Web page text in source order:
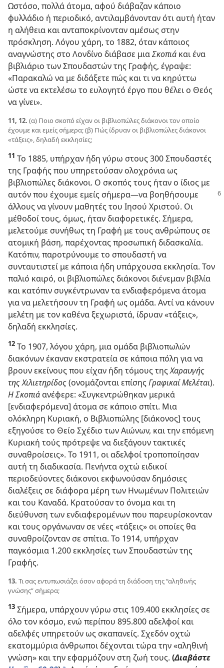
Ωστόσο, πολλά άτομα, αφού διάβαζαν κάποιο
φυλλάδιο ή περιοδικό, αντιλαμβάνονταν ότι αυτή ήταν
η αλήθεια και ανταποκρίνονταν αμέσως στην
πρόσκληση. Λόγου χάρη, το 1882, όταν κάποιος
αναγνώστης στο Λονδίνο διάβασε μιαΣκοπιά και ένα
βιβλιάριο των Σπουδαστών της Γραφής, έγραψε:
«Παρακαλώ να με διδάξετε πώς και τι να κηρύττω
ώστε να εκτελέσω το ευλογητό έργο που θέλει ο Θεός
να γίνει».
11, 12. (α) Ποιο σκοπό είχαν οι βιβλιοπώλες διάκονοι τον οποίο
έχουμε και εμείς σήμερα; (β) Πώς ίδρυαν οι βιβλιοπώλες διάκονοι
«τάξεις», δηλαδή εκκλησίες;
11 Το 1885, υπήρχαν ήδη γύρω στους 300 Σπουδαστές
της Γραφής που υπηρετούσαν ολοχρόνια ως
βιβλιοπώλες διάκονοι. Ο σκοπός τους ήταν ο ίδιος με
αυτόν που έχουμε εμείς σήμερα​—να βοηθήσουμε
άλλους να γίνουν μαθητές του Ιησού Χριστού. Οι
μέθοδοί τους, όμως, ήταν διαφορετικές. Σήμερα,
μελετούμε συνήθως τη Γραφή με τους ανθρώπους σε
ατομική βάση, παρέχοντας προσωπική διδασκαλία.
Κατόπιν, παροτρύνουμε το σπουδαστή να
συνταυτιστεί με κάποια ήδη υπάρχουσα εκκλησία. Τον
παλιό καιρό, οι βιβλιοπώλες διάκονοι διένεμαν βιβλία
και κατόπιν συγκέντρωναν τα ενδιαφερόμενα άτομα
για να μελετήσουν τη Γραφή ως ομάδα. Αντί να κάνουν
μελέτη με τον καθένα ξεχωριστά, ίδρυαν «τάξεις»,
δηλαδή εκκλησίες.
12 Το 1907, λόγου χάρη, μια ομάδα βιβλιοπωλών
διακόνων έκαναν εκστρατεία σε κάποια πόλη για να
βρουν εκείνους που είχαν ήδη τόμους τηςΧαραυγής
της Χιλιετηρίδος(ονομάζονται επίσης Γραφικαί Μελέται).
Η Σκοπιάανέφερε: «Συγκεντρώθηκαν μερικά
[ενδιαφερόμενα] άτομα σε κάποιο σπίτι. Μια
ολόκληρη Κυριακή, ο Βιβλιοπώλης [διάκονος] τους
εξηγούσε το Θείο Σχέδιο των Αιώνων, και την επόμενη
Κυριακή τούς πρότρεψε να διεξάγουν τακτικές
συναθροίσεις». Το 1911, οι αδελφοί τροποποίησαν
αυτή τη διαδικασία. Πενήντα οχτώ ειδικοί
περιοδεύοντες διάκονοι εκφωνούσαν δημόσιες
διαλέξεις σε διάφορα μέρη των Ηνωμένων Πολιτειών
και του Καναδά. Κρατούσαν το όνομα και τη
διεύθυνση των ενδιαφερομένων που παρευρίσκονταν
και τους οργάνωναν σε νέες «τάξεις» οι οποίες θα
συναθροίζονταν σε σπίτια. Το 1914, υπήρχαν
παγκόσμια 1.200 εκκλησίες των Σπουδαστών της
Γραφής.
13. Τι σας εντυπωσιάζει όσον αφορά τη διάδοση της “αληθινής
γνώσης” σήμερα;
13 Σήμερα, υπάρχουν γύρω στις 109.400 εκκλησίες σε
όλο τον κόσμο, ενώ περίπου 895.800 αδελφοί και
αδελφές υπηρετούν ως σκαπανείς. Σχεδόν οχτώ
εκατομμύρια άνθρωποι δέχονται τώρα την «αληθινή
γνώση» και την εφαρμόζουν στη ζωή τους. (Διαβάστε